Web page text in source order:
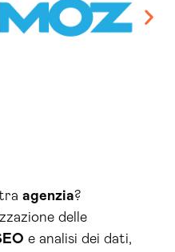
agenzia?
delle
e analisi dei dati,